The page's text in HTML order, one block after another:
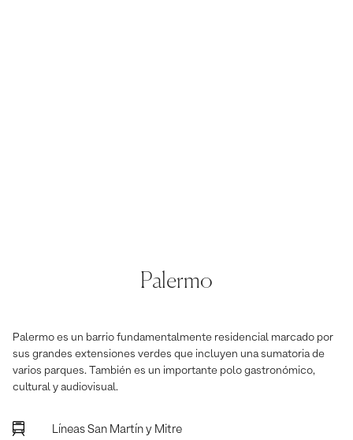
Palermo
Palermo es un barrio fundamentalmente residencial marcado por
sus grandes extensiones verdes que incluyen una sumatoria de
varios parques. También es un importante polo gastronómico,
cultural y audiovisual.
Líneas San Martín y Mitre